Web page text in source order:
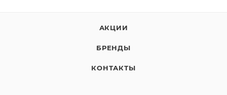
АКЦИИ
БРЕНДЫ
КОНТАКТЫ